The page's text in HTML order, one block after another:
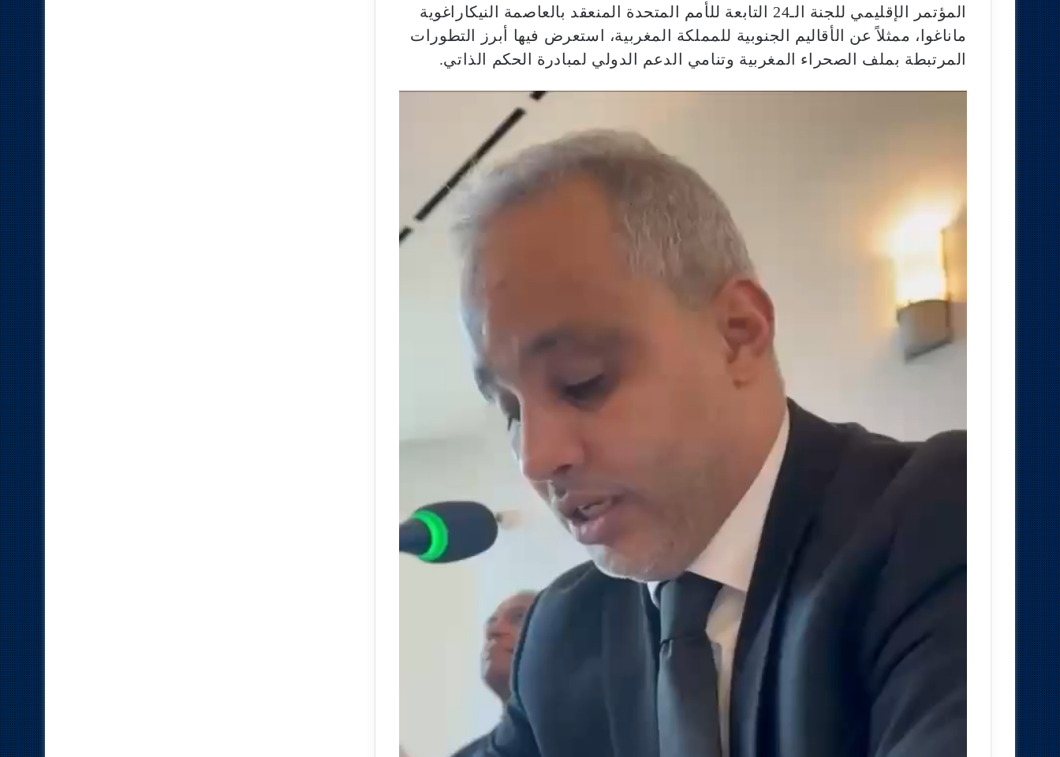
المؤتمر الإقليمي للجنة الـ24 التابعة للأمم المتحدة المنعقد بالعاصمة النيكاراغوية
ماناغوا، ممثلاً عن الأقاليم الجنوبية للمملكة المغربية، استعرض فيها أبرز التطورات
المرتبطة بملف الصحراء المغربية وتنامي الدعم الدولي لمبادرة الحكم الذاتي.